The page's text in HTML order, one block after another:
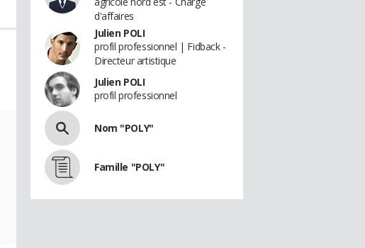
d'affaires
Julien POLI
profil professionnel | Fidback -
Directeur artistique
Julien POLI
profil professionnel
Nom "POLY"
Famille "POLY"